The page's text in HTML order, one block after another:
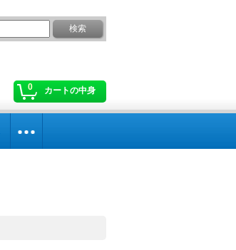
0 カートの中身